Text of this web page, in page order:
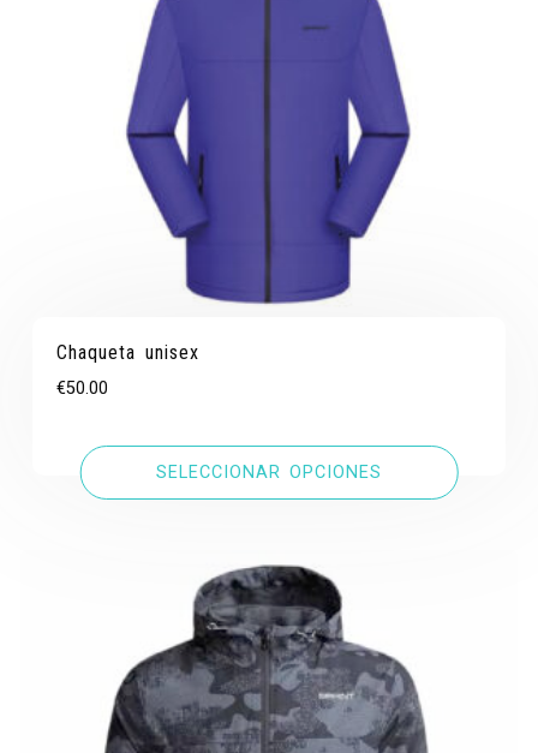
Chaqueta unisex
€50.00
SELECCIONAR OPCIONES